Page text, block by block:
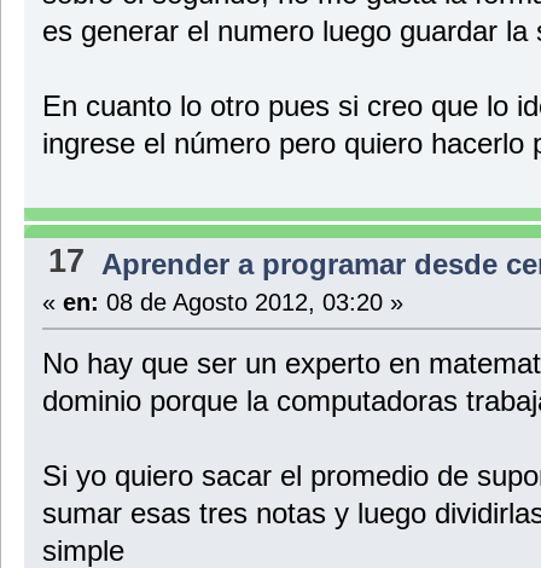
es generar el numero luego guardar
En cuanto lo otro pues si creo que lo
ingrese el número pero quiero hacerlo
17 Aprender a programar desde
« en: 08 de Agosto 2012, 03:20 »
No hay que ser un experto en
dominio porque la computadoras
Si yo quiero sacar el promedio de
sumar esas tres notas y luego
simple